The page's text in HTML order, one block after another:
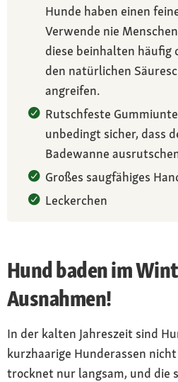
Hunde haben einen
Verwende nie
diese beinhalten häufig
den natürlichen
angreifen.
Rutschfeste
unbedingt sicher, dass
Badewanne
Großes saugfähiges
Leckerchen
Hund baden im
Ausnahmen!
In der kalten Jahreszeit sind
kurzhaarige Hunderassen
trocknet nur langsam, und die